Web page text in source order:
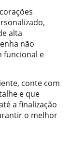
alta
não
funcional e
conte com
e que
a finalização
o melhor